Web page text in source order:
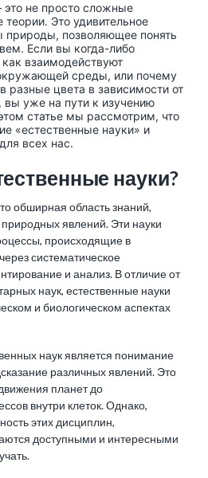
не просто сложные
Это удивительное
природы, позволяющее понять
Если вы когда-либо
взаимодействуют
среды, или почему
разные цвета в зависимости от
вы уже на пути к изучению
статье мы рассмотрим, что
«естественные науки» и
всех нас.
науки?
обширная область знаний,
явлений. Эти науки
происходящие в
систематическое
и анализ. В отличие от
наук, естественные науки
и биологическом аспектах
наук является понимание
различных явлений. Это
планет до
внутри клеток. Однако,
этих дисциплин,
доступными и интересными